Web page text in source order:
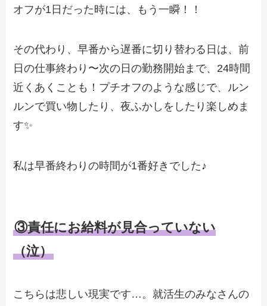
オフが1日だった時には、もう一瞬！！
その代わり、早番から遅番に切り替わる日は、前
日の仕事終わり〜次の日の勤務開始まで、24時間
近くあくことも！プチオフのような感じで、ルン
ルンで買い物したり、夜ふかしをしたり楽しめま
す✨
私は早番終わりの時間が1番好きでした♪
③責任にお給料が見合っていない
（泣）
こちらは悲しい現実です…。就活生のみなさんの